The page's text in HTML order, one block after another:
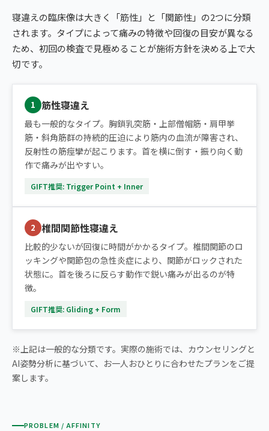
寝違えの臨床像は大きく「筋性」と「関節性」の2つに分類
されます。タイプによって痛みの特徴や回復の目安が異なる
ため、初回の検査で見極めることが施術方針を決める上で大
切です。
1 筋性寝違え
最も一般的なタイプ。胸鎖乳突筋・上部僧帽筋・肩甲挙
筋・斜角筋群の持続的圧迫により筋内の血流が障害され、
反射性の筋痙攣が起こります。首を横に倒す・振り向く動
作で痛みが出やすい。
GIFT推奨: Trigger Point + Inner
2 椎間関節性寝違え
比較的少ないが回復に時間がかかるタイプ。椎間関節のロ
ッキングや関節包の急性炎症により、関節がロックされた
状態に。首を後ろに反らす動作で鋭い痛みが出るのが特
徴。
GIFT推奨: Gliding + Form
※上記は一般的な分類です。実際の施術では、カウンセリングと
AI姿勢分析に基づいて、お一人おひとりに合わせたプランをご提
案します。
PROBLEM / AFFINITY